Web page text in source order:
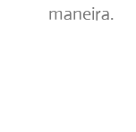
maneira.